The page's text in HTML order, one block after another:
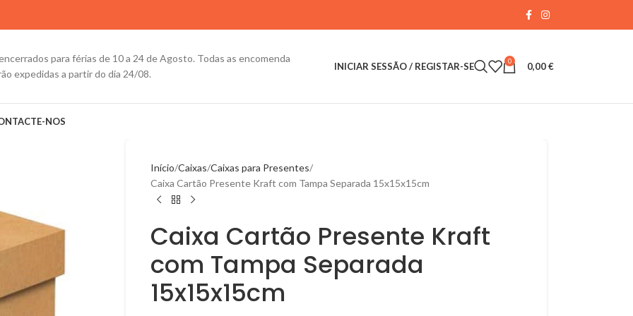
para férias de 10 a 24 de Agosto. Todas as encomenda
expedidas a partir do dia 24/08.
INICIAR SESSÃO / REGISTAR-SE 0 0,00€
NOS
Início Caixas Caixas para Presentes
Caixa Cartão Presente Kraft com Tampa Separada 15x15x15cm
Caixa Cartão Presente Kraft
com Tampa Separada
15x15x15cm